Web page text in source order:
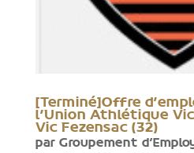
[Terminé]Offre
l’Union Athlétique
Vic Fezensac (32)
par Groupement